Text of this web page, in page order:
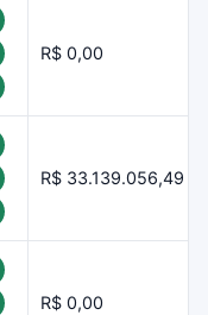
R$ 0,00
R$ 33.139.056,49
R$ 0,00